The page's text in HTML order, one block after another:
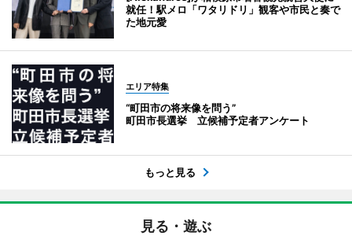
就任！駅メロ「ワタリドリ」観客や市民と奏で
た地元愛
エリア特集
“町田市の将来像を問う”
町田市長選挙 立候補予定者アンケート
もっと見る
見る・遊ぶ